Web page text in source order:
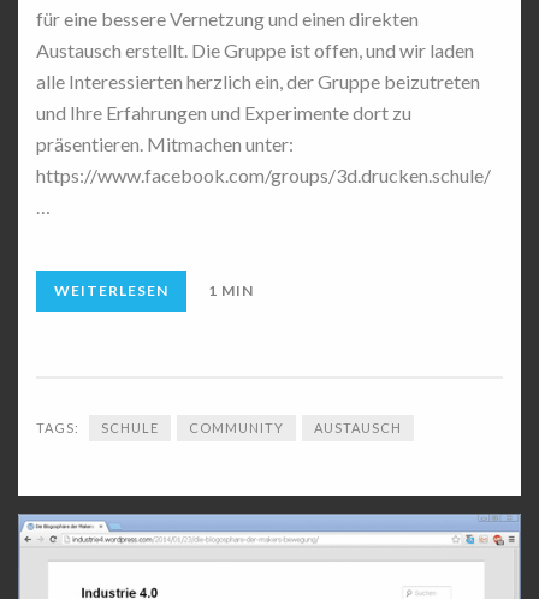
für eine bessere Vernetzung und einen direkten
Austausch erstellt. Die Gruppe ist offen, und wir laden
alle Interessierten herzlich ein, der Gruppe beizutreten
und Ihre Erfahrungen und Experimente dort zu
präsentieren. Mitmachen unter:
https://www.facebook.com/groups/3d.drucken.schule/
WEITERLESEN 1 MIN
TAGS: SCHULE COMMUNITY AUSTAUSCH